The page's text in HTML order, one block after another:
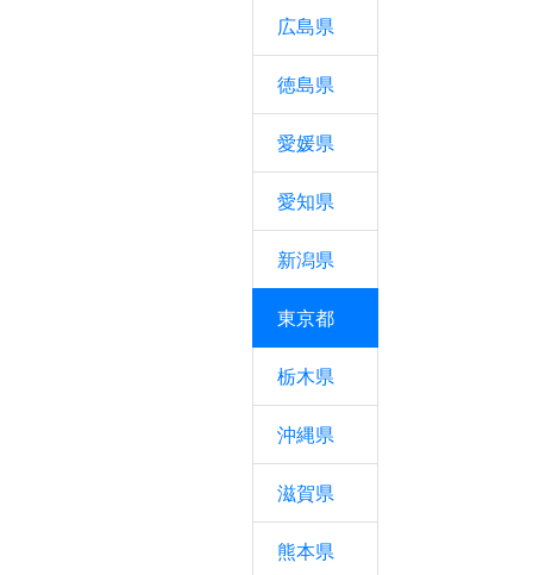
広島県
徳島県
愛媛県
愛知県
新潟県
東京都
栃木県
沖縄県
滋賀県
熊本県